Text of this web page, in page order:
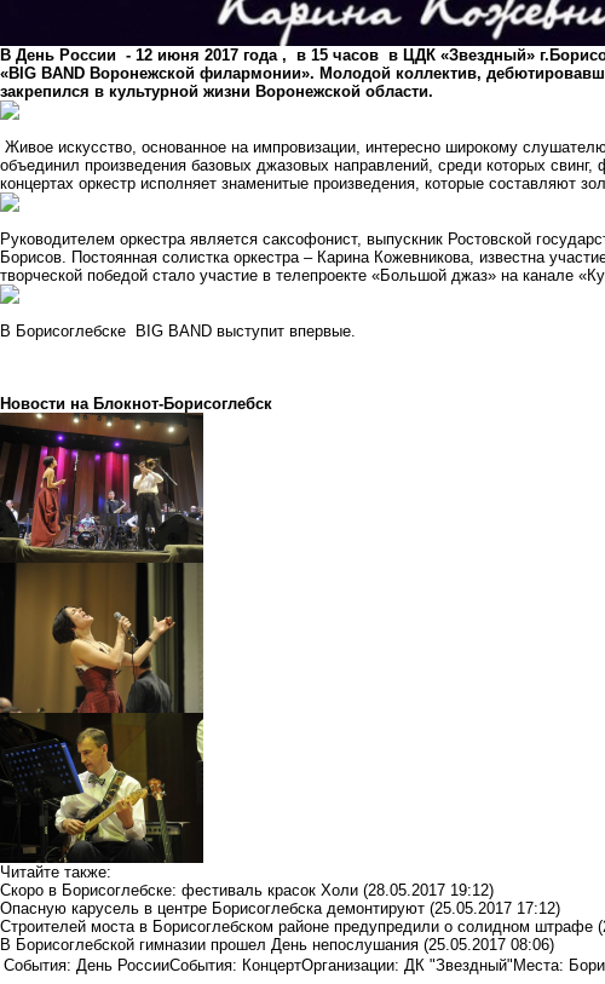
В День России - 12 июня 2017 года , в 15 часов в ЦДК «Звездный»
«BIG BAND Воронежской филармонии». Молодой коллектив,
закрепился в культурной жизни Воронежской области.
Живое искусство, основанное на импровизации, интересно широкому
объединил произведения базовых джазовых направлений, среди которых
концертах оркестр исполняет знаменитые произведения, которые составляют
Руководителем оркестра является саксофонист, выпускник Ростовской
Борисов. Постоянная солистка оркестра – Карина Кожевникова, известна
творческой победой стало участие в телепроекте «Большой джаз» на канале
В Борисоглебске BIG BAND выступит впервые.
Новости на Блoкнoт-Борисоглебск
Читайте также:
Скоро в Борисоглебске: фестиваль красок Холи (28.05.2017 19:12)
Опасную карусель в центре Борисоглебска демонтируют (25.05.2017 17:12)
Строителей моста в Борисоглебском районе предупредили о солидном штрафе
В Борисоглебской гимназии прошел День непослушания (25.05.2017 08:06)
События: День РоссииСобытия: КонцертОрганизации: ДК "Звездный" Места: